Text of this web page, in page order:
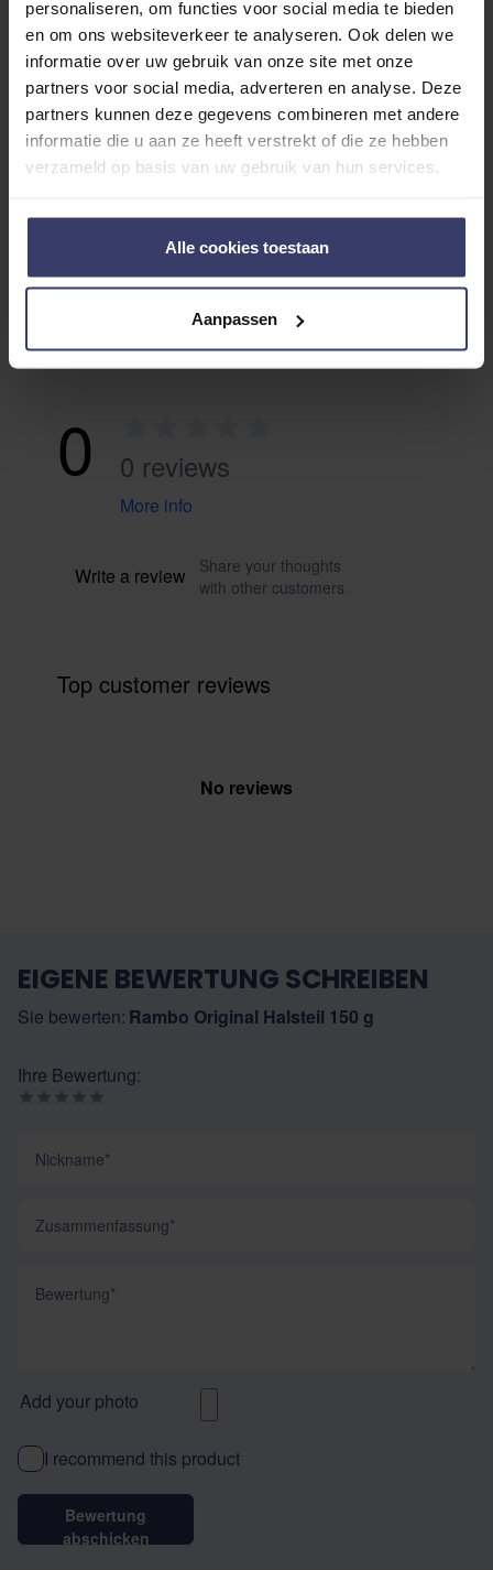
personaliseren, om functies voor social media te bieden
en om ons websiteverkeer te analyseren. Ook delen we
informatie over uw gebruik van onze site met onze
partners voor social media, adverteren en analyse. Deze
partners kunnen deze gegevens combineren met andere
informatie die u aan ze heeft verstrekt of die ze hebben
verzameld op basis van uw gebruik van hun services.
Alle cookies toestaan
Aanpassen
Erhältlich in verschiedenen Größen für eine perfekte
Passform
ADDITIONAL INFORMATION
Kundenbewertungen
0 0 reviews
More info
Write a review
Share your thoughts
with other customers
Top customer reviews
No reviews
EIGENE BEWERTUNG SCHREIBEN
Sie bewerten: Rambo Original Halsteil 150 g
Ihre Bewertung:
Add your photo
I recommend this product
Bewertung
abschicken